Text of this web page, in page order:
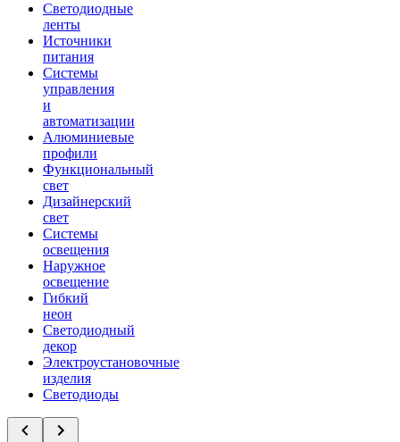
Светодиодные
ленты
Источники
питания
Системы
управления
и
автоматизации
Алюминиевые
профили
Функциональный
свет
Дизайнерский
свет
Системы
освещения
Наружное
освещение
Гибкий
неон
Светодиодный
декор
Электроустановочные
изделия
Светодиоды